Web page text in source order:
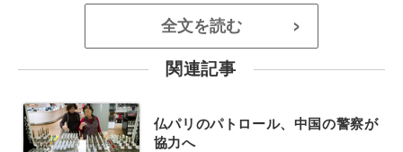
全文を読む >
関連記事
仏パリのパトロール、中国の警察が
協力へ